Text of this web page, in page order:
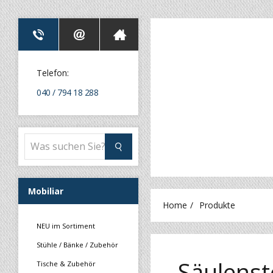
Telefon:
040 / 794 18 288
Mobiliar
NEU im Sortiment
Stühle / Bänke / Zubehör
Tische & Zubehör
Home Produkte